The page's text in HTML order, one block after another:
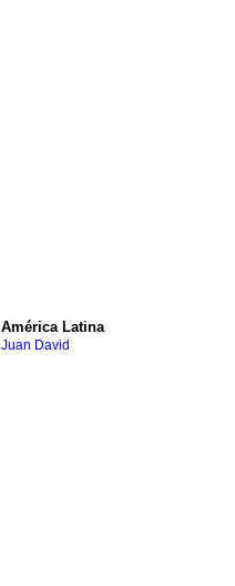
Latina
David